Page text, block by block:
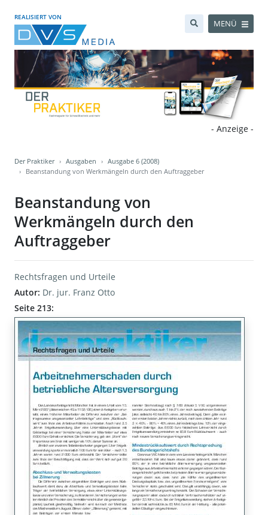
REALISIERT VON
MENÜ
- Anzeige -
Der Praktiker Ausgaben
Ausgabe 6 (2008)
Beanstandung von Werkmängeln durch den Auftraggeber
Beanstandung von
Werkmängeln durch den
Auftraggeber
Rechtsfragen und Urteile
Autor: Dr. jur. Franz Otto
Seite 213: